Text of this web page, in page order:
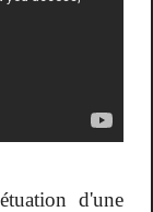
d'une